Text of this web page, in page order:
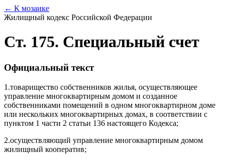
← К мозаике
Жилищный кодекс Российской Федерации
Ст. 175. Специальный счет
Официальный текст
1.товарищество собственников жилья, осуществляющее
управление многоквартирным домом и созданное
собственниками помещений в одном многоквартирном доме
или нескольких многоквартирных домах, в соответствии с
пунктом 1 части 2 статьи 136 настоящего Кодекса;
2.осуществляющий управление многоквартирным домом
жилищный кооператив;